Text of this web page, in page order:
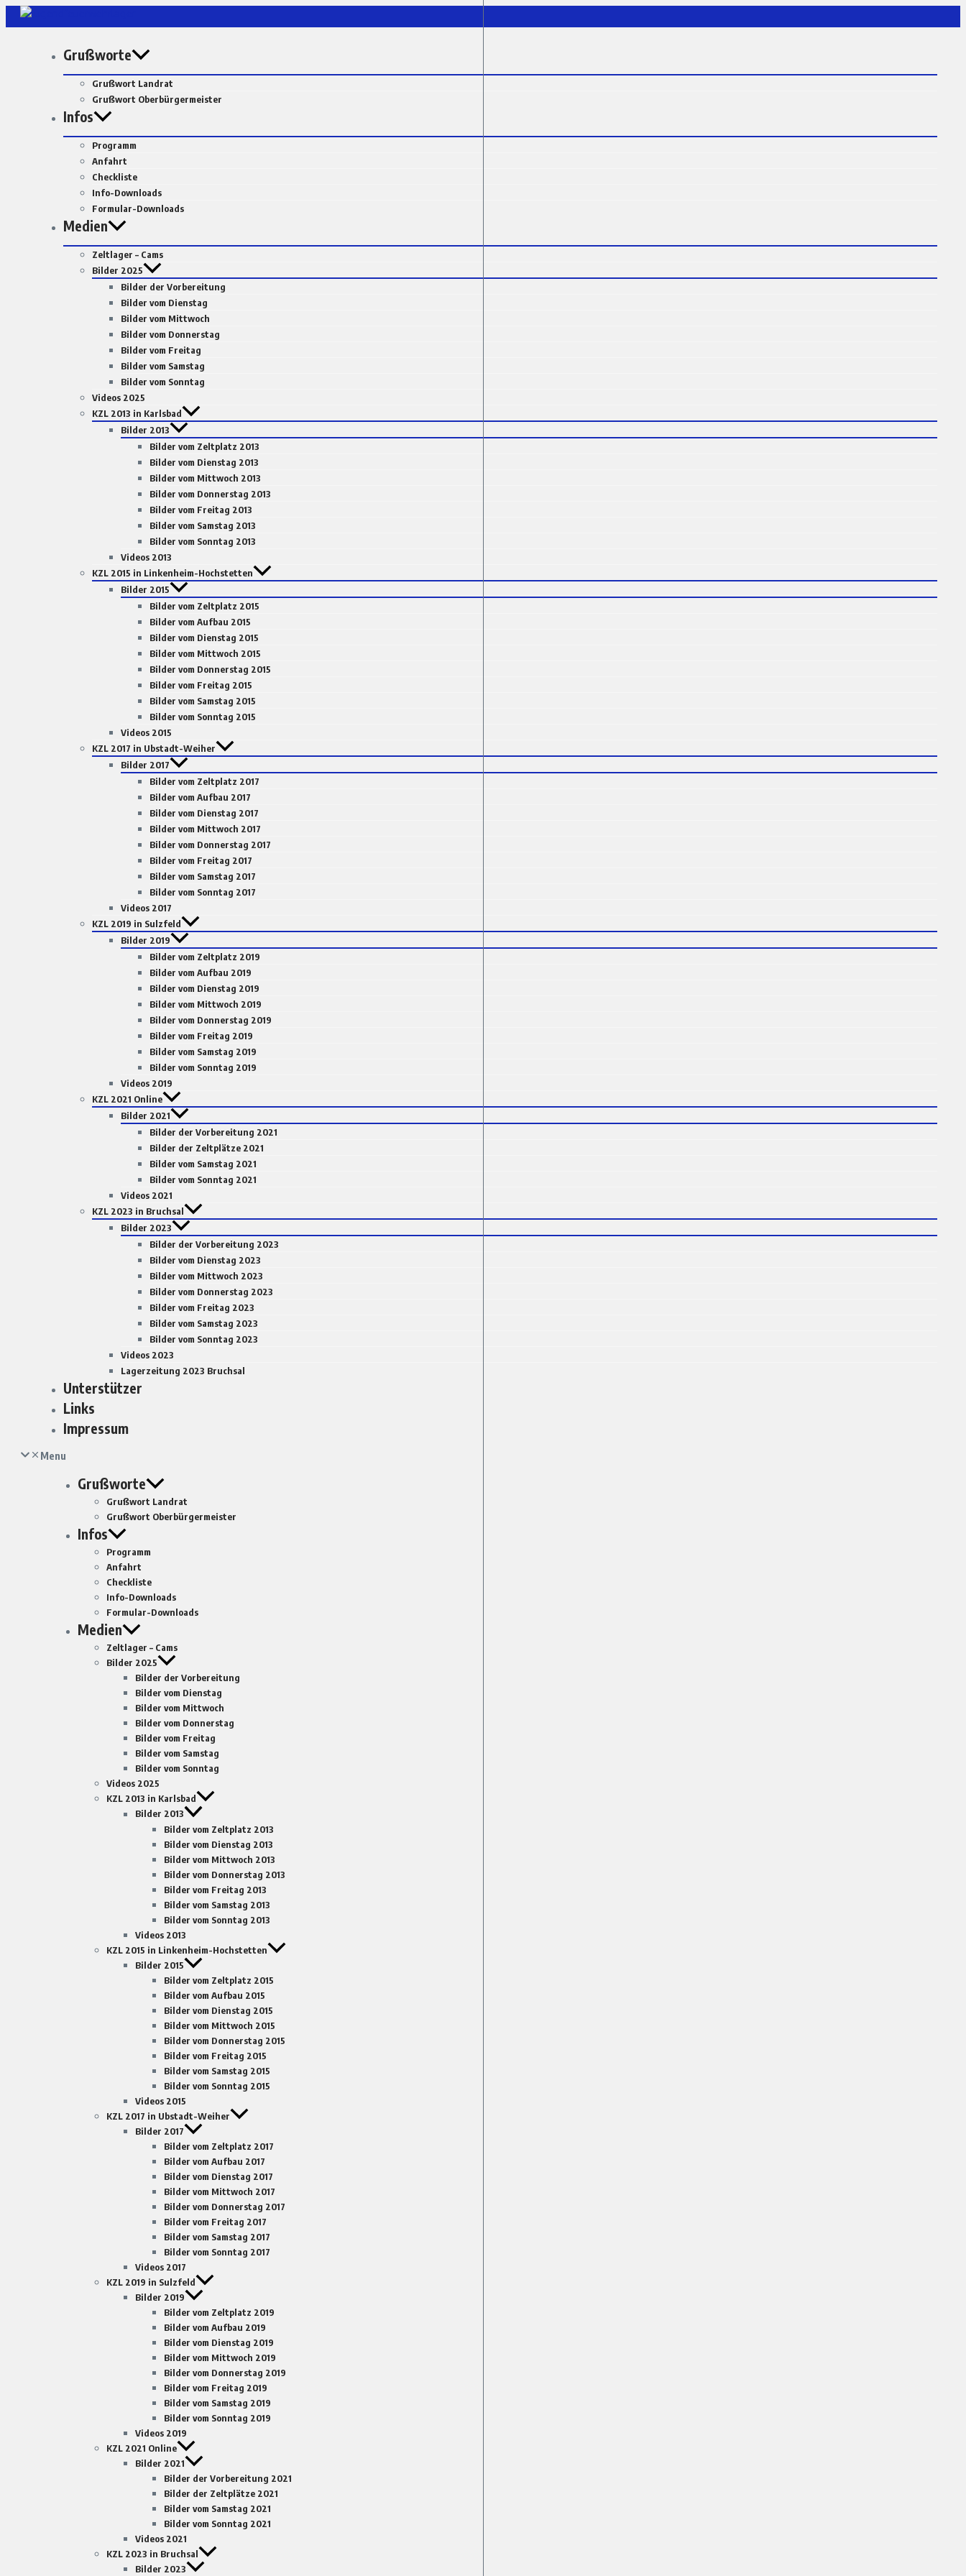
Zum
Inhalt
Grußworte
Grußwort Landrat
Grußwort Oberbürgermeister
Infos
Programm
Anfahrt
Checkliste
Info-Downloads
Formular-Downloads
Medien
Zeltlager – Cams
Bilder 2025
Bilder der Vorbereitung
Bilder vom Dienstag
Bilder vom Mittwoch
Bilder vom Donnerstag
Bilder vom Freitag
Bilder vom Samstag
Bilder vom Sonntag
Videos 2025
KZL 2013 in Karlsbad
Bilder 2013
Bilder vom Zeltplatz 2013
Bilder vom Dienstag 2013
Bilder vom Mittwoch 2013
Bilder vom Donnerstag 2013
Bilder vom Freitag 2013
Bilder vom Samstag 2013
Bilder vom Sonntag 2013
Videos 2013
KZL 2015 in Linkenheim-Hochstetten
Bilder 2015
Bilder vom Zeltplatz 2015
Bilder vom Aufbau 2015
Bilder vom Dienstag 2015
Bilder vom Mittwoch 2015
Bilder vom Donnerstag 2015
Bilder vom Freitag 2015
Bilder vom Samstag 2015
Bilder vom Sonntag 2015
Videos 2015
KZL 2017 in Ubstadt-Weiher
Bilder 2017
Bilder vom Zeltplatz 2017
Bilder vom Aufbau 2017
Bilder vom Dienstag 2017
Bilder vom Mittwoch 2017
Bilder vom Donnerstag 2017
Bilder vom Freitag 2017
Bilder vom Samstag 2017
Bilder vom Sonntag 2017
Videos 2017
KZL 2019 in Sulzfeld
Bilder 2019
Bilder vom Zeltplatz 2019
Bilder vom Aufbau 2019
Bilder vom Dienstag 2019
Bilder vom Mittwoch 2019
Bilder vom Donnerstag 2019
Bilder vom Freitag 2019
Bilder vom Samstag 2019
Bilder vom Sonntag 2019
Videos 2019
KZL 2021 Online
Bilder 2021
Bilder der Vorbereitung 2021
Bilder der Zeltplätze 2021
Bilder vom Samstag 2021
Bilder vom Sonntag 2021
Videos 2021
KZL 2023 in Bruchsal
Bilder 2023
Bilder der Vorbereitung 2023
Bilder vom Dienstag 2023
Bilder vom Mittwoch 2023
Bilder vom Donnerstag 2023
Bilder vom Freitag 2023
Bilder vom Samstag 2023
Bilder vom Sonntag 2023
Videos 2023
Lagerzeitung 2023 Bruchsal
Unterstützer
Links
Impressum
Menu
Grußworte
Grußwort Landrat
Grußwort Oberbürgermeister
Infos
Programm
Anfahrt
Checkliste
Info-Downloads
Formular-Downloads
Medien
Zeltlager – Cams
Bilder 2025
Bilder der Vorbereitung
Bilder vom Dienstag
Bilder vom Mittwoch
Bilder vom Donnerstag
Bilder vom Freitag
Bilder vom Samstag
Bilder vom Sonntag
Videos 2025
KZL 2013 in Karlsbad
Bilder 2013
Bilder vom Zeltplatz 2013
Bilder vom Dienstag 2013
Bilder vom Mittwoch 2013
Bilder vom Donnerstag 2013
Bilder vom Freitag 2013
Bilder vom Samstag 2013
Bilder vom Sonntag 2013
Videos 2013
KZL 2015 in Linkenheim-Hochstetten
Bilder 2015
Bilder vom Zeltplatz 2015
Bilder vom Aufbau 2015
Bilder vom Dienstag 2015
Bilder vom Mittwoch 2015
Bilder vom Donnerstag 2015
Bilder vom Freitag 2015
Bilder vom Samstag 2015
Bilder vom Sonntag 2015
Videos 2015
KZL 2017 in Ubstadt-Weiher
Bilder 2017
Bilder vom Zeltplatz 2017
Bilder vom Aufbau 2017
Bilder vom Dienstag 2017
Bilder vom Mittwoch 2017
Bilder vom Donnerstag 2017
Bilder vom Freitag 2017
Bilder vom Samstag 2017
Bilder vom Sonntag 2017
Videos 2017
KZL 2019 in Sulzfeld
Bilder 2019
Bilder vom Zeltplatz 2019
Bilder vom Aufbau 2019
Bilder vom Dienstag 2019
Bilder vom Mittwoch 2019
Bilder vom Donnerstag 2019
Bilder vom Freitag 2019
Bilder vom Samstag 2019
Bilder vom Sonntag 2019
Videos 2019
KZL 2021 Online
Bilder 2021
Bilder der Vorbereitung 2021
Bilder der Zeltplätze 2021
Bilder vom Samstag 2021
Bilder vom Sonntag 2021
Videos 2021
KZL 2023 in Bruchsal
Bilder 2023